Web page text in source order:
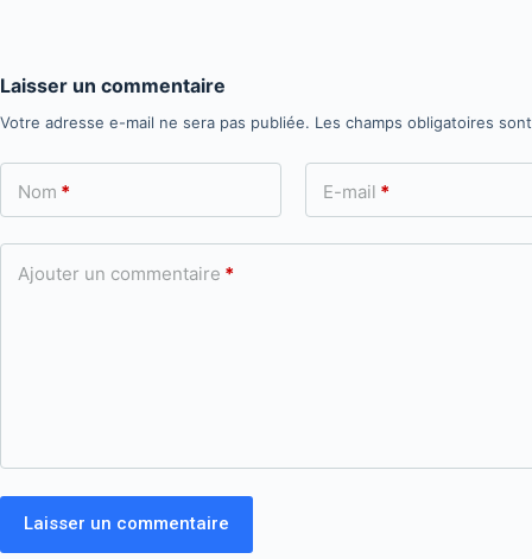
Laisser un commentaire
Votre adresse e-mail ne sera pas publiée. Les champs obligatoires
Nom * E-mail *
Ajouter un commentaire *
Laisser un commentaire